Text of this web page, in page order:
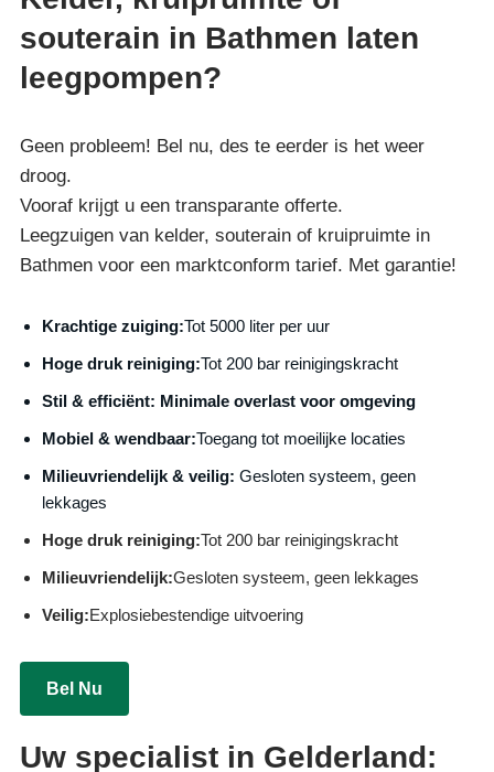
souterain in Bathmen laten
leegpompen?
Geen probleem! Bel nu, des te eerder is het weer
droog.
Vooraf krijgt u een transparante offerte.
Leegzuigen van kelder, souterain of kruipruimte in
Bathmen voor een marktconform tarief. Met garantie!
Krachtige zuiging:Tot 5000 liter per uur
Hoge druk reiniging:Tot 200 bar reinigingskracht
Stil & efficiënt: Minimale overlast voor omgeving
Mobiel & wendbaar:Toegang tot moeilijke locaties
Milieuvriendelijk & veilig: Gesloten systeem, geen
lekkages
Hoge druk reiniging:Tot 200 bar reinigingskracht
Milieuvriendelijk:Gesloten systeem, geen lekkages
Veilig:Explosiebestendige uitvoering
Bel Nu
Uw specialist in Gelderland: